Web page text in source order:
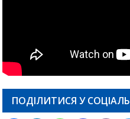
ПОДІЛИТИСЯ У